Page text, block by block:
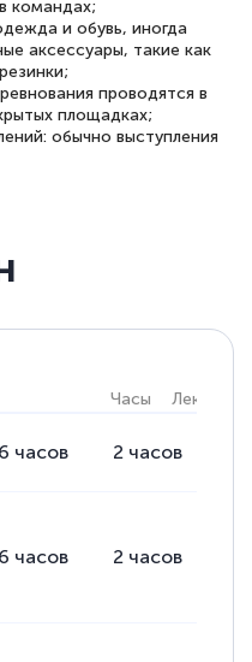
командах;
и обувь, иногда
аксессуары, такие как
проводятся в
площадках;
обычно выступления
Часы Лекции
часов 2 часов
часов 2 часов